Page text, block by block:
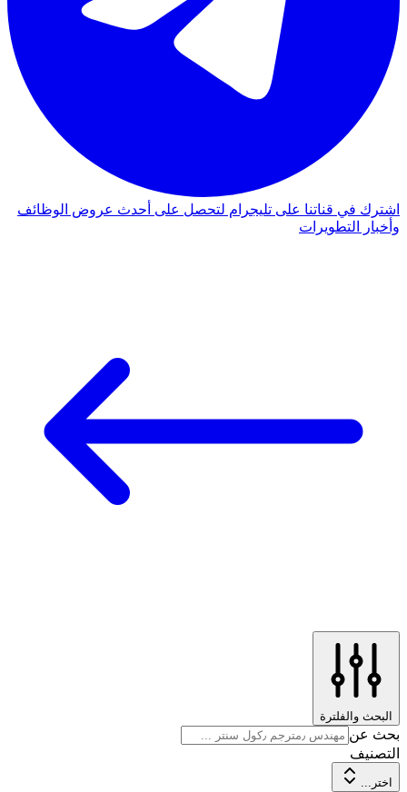
اشترك في قناتنا على تليجرام لتحصل على أحدث عروض الوظائف
وأخبار التطويرات
البحث والفلترة
بحث عن
التصنيف
اختر...